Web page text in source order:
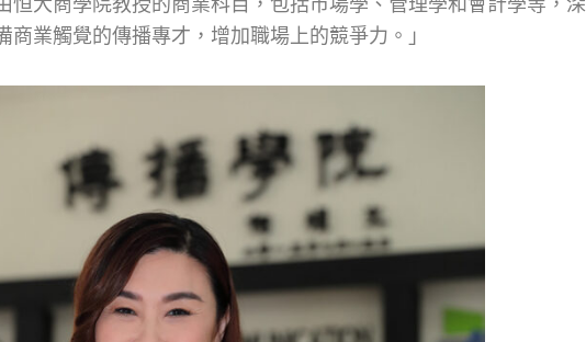
業觸覺的傳播專才，增加職場上的競爭力。」